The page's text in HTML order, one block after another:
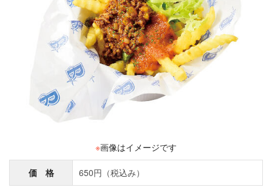
※画像はイメージです
価 格 650円（税込み）